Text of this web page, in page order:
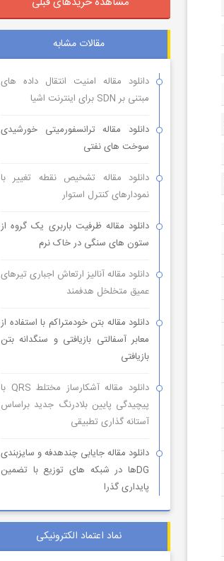
مقالات مشابه
دانلود مقاله امنیت انتقال داده های
مبتنی بر SDN برای اینترنت اشیا
دانلود مقاله ترانسفورمیتی خورشیدی
سوخت های نفتی
دانلود مقاله تشخیص نقطه تغییر با
نمودارهای کنترل استوار
دانلود مقاله ظرفیت باربری یک گروه از
ستون های سنگی در خاک نرم
دانلود مقاله آنالیز ارتعاش اجباری تیرهای
عمیق متخلخل هدفمند
دانلود مقاله بتن خودمتراکم با استفاده از
معابر آسفالتی بازیافتی و سنگدانه بتن
بازیافتی
دانلود مقاله آشکارساز مختلط QRS با
پیچیدگی پایین بلادرنگ جدید براساس
آستانه گذاری تطبیقی
دانلود مقاله جایابی چندهدفه و سایزبندی
DGها در شبکه های توزیع با تضمین
پایداری گذرا
نماد اعتماد الکترونیکی